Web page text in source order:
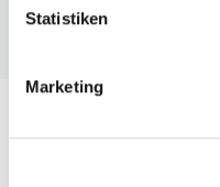
Statistiken
Marketing
automatisch an der Kasse.